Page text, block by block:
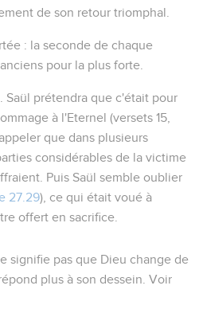
de son retour triomphal.
: la seconde de chaque
pour la plus forte.
. Saül prétendra que c'était pour
à l'Eternel (versets 15,
que dans plusieurs
considérables de la victime
Puis Saül semble oublier
27.29), ce qui était voué à
offert en sacrifice.
signifie pas que Dieu change de
plus à son dessein. Voir